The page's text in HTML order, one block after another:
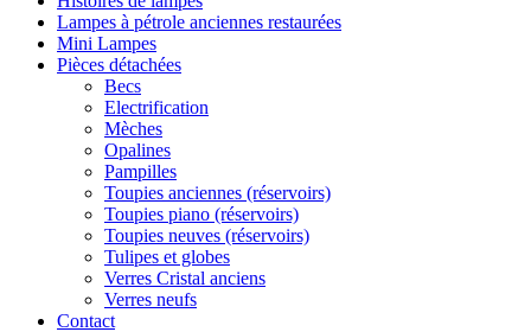
Lampes à pétrole anciennes restaurées
Mini Lampes
Pièces détachées
Becs
Electrification
Mèches
Opalines
Pampilles
Toupies anciennes (réservoirs)
Toupies piano (réservoirs)
Toupies neuves (réservoirs)
Tulipes et globes
Verres Cristal anciens
Verres neufs
Contact